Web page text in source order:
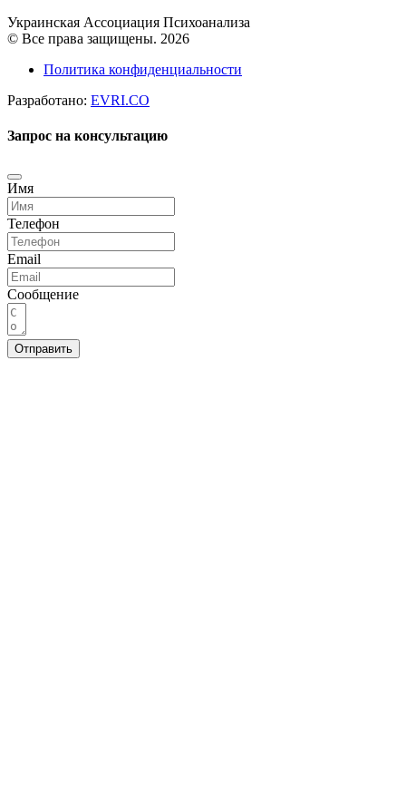
Украинская Ассоциация Психоанализа
© Все права защищены. 2026
Политика конфиденциальности
Разработано: EVRI.CO
Запрос на консультацию
Имя
Телефон
Email
Сообщение
Отправить